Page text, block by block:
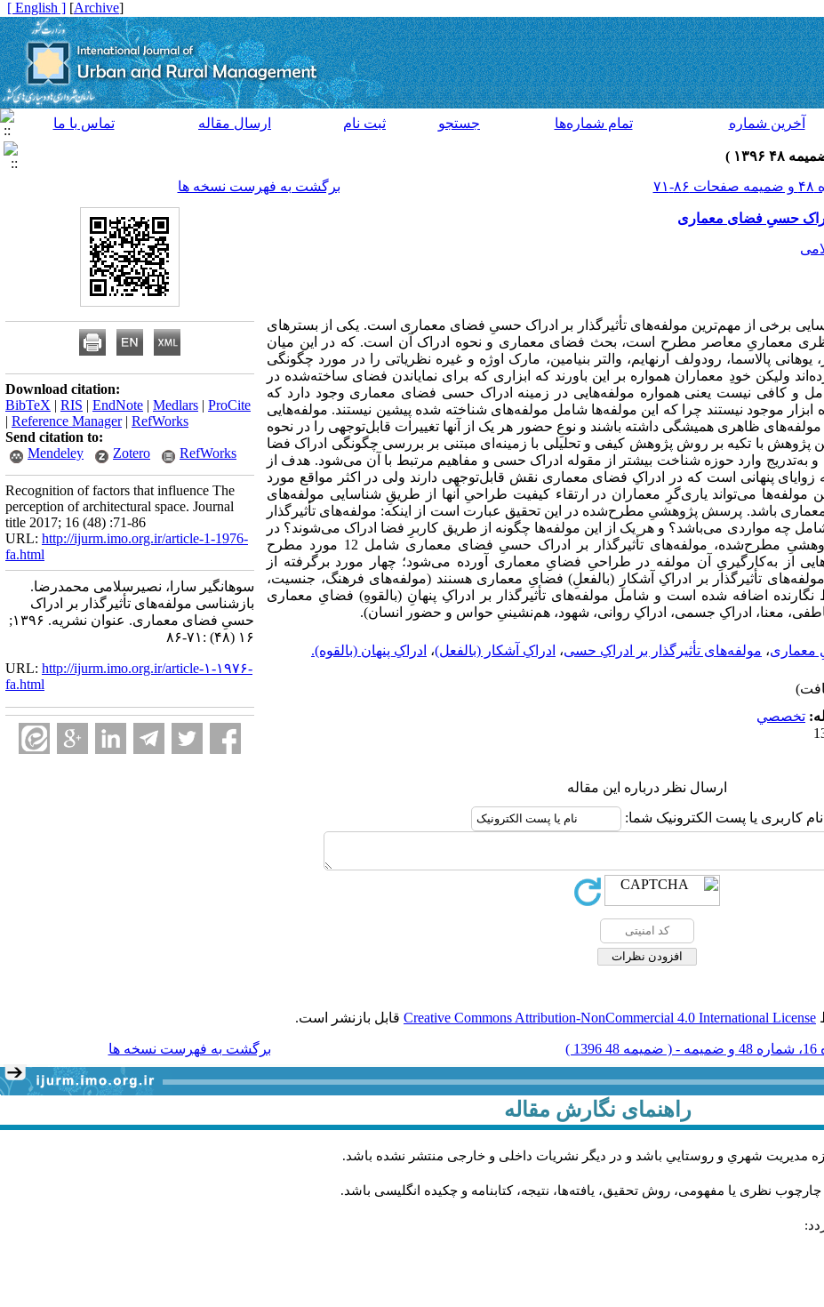
[
Archive
]
[ English ]
آخرين شماره تمام شماره‌ها جستجو ثبت نام ارسال مقاله تماس با ما
برگشت به فهرست نسخه ها
ادراک حسیِ فضای معماری
برخی از مهم‌ترین مولفه‌های تأثیرگذار بر ادراک حسیِ فضای معماری است. یکی از بسترهای
معماریِ معاصر مطرح است، بحث فضای معماری و نحوه ادراک آن است. که در این میان
پالاسما، رودولف آرنهایم، والتر بنیامین، مارک اوژه و غیره نظریاتی را در مورد چگونگی
ولیکن خودِ معماران همواره بر این باورند که ابزاری که برای نمایاندن فضای ساخته‌شده در
کامل و کافی نیست یعنی همواره مولفه‌هایی در زمینه ادراک حسی فضای معماری وجود دارد که
ابزار موجود نیستند چرا که این مولفه‌ها شامل مولفه‌های شناخته شده پیشین نیستند. مولفه‌هایی
مولفه‌های ظاهری همیشگی داشته باشند و نوعِ حضور هر یک از آنها تغییرات قابل‌توجهی را در نحوه
این پژوهش با تکیه بر روش پژوهش کیفی و تحلیلی با زمینه‌ای مبتنی بر بررسی چگونگی ادراک فضا
و به‌تدریج وارد حوزه شناخت بیشتر از مقوله ادراک حسی و مفاهیم مرتبط با آن می‌شود. هدف از
زوایای پنهانی است که در ادراکِ فضای معماری نقش قابل‌توجهی دارند ولی در اکثر مواقع مورد
می‌تواند یاری‌گرِ معماران در ارتقاء کیفیت طراحیِ آنها از طریقِ شناسایی مولفه‌های
باشد. پرسش پژوهشیِ مطرح‌شده در این تحقیق عبارت است از اینکه: مولفه‌های تأثیرگذار
چه مواردی می‌باشد؟ و هر یک از این مولفه‌ها چگونه از طریق کاربرِ فضا ادراک می‌شوند؟ در
نهایت و در پاسخ به پرسشِ پژوهشیِ مطرح‌شده، مولفه‌های تأثیرگذار بر ادراک حسیِ فضای معماری شامل 12 مورد مطرح
از به‌کارگیریِ آن مولفه در طراحیِ فضایِ معماری آورده می‌شود؛ چهار مورد برگرفته از
تأثیرگذار بر ادراکِ آشکارِ (بالفعلِ) فضایِ معماری هسنند (مولفه‌های فرهنگ، جنسیت،
که توسط نگارنده اضافه شده است و شامل مولفه‌های تأثیرگذار بر ادراکِ پنهانِ (بالقوهِ) فضایِ معماری
معنا، ادراکِ جسمی، ادراکِ روانی، شهود، هم‌نشینیِ حواس و حضور انسان).
معماری، مولفه‌های تأثیرگذار بر ادراکِ حسی، ادراکِ آشکار (بالفعل)، ادراکِ پنهان (بالقوه).
تخصصي
ارسال نظر درباره این مقاله
نام کاربری یا پست الکترونیک شما:
Download citation:
BibTeX | RIS | EndNote | Medlars | ProCite
| Reference Manager| RefWorks
Send citation to:
Mendeley
Zotero RefWorks
Recognition of factors that influence The
perception of architectural space. Journal
title 2017; 16 (48) :71-86
URL: http://ijurm.imo.org.ir/article-1-1976-
fa.html
سوهانگیر سارا، نصیرسلامی محمدرضا.
بازشناسی مولفه‌های تأثیرگذار بر ادراک
حسیِ فضای معماری. عنوان نشریه. ۱۳۹۶;
۱۶ (۴۸) :۷۱-۸۶
URL: http://ijurm.imo.org.ir/article-۱-۱۹۷۶-
fa.html
Creative Commons Attribution-NonCommercial 4.0 International License قابل بازنشر است.
) برگشت به فهرست نسخه ها
راهنمای نگارش مقاله
مديريت شهري و روستايي باشد و در دیگر نشریات داخلی و خارجی منتشر نشده باشد.
نظری یا مفهومی، روش تحقیق، یافته‌ها، نتیجه، کتابنامه و چکیده انگلیسی باشد.